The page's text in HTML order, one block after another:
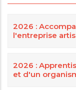
2026 :
l'entreprise
2026 :
et d'un